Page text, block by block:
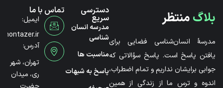
بلاگمنتظر
مدرسۀ انسان‌شناسی فضایی برای
یافتن پاسخ است. پاسخ سؤالاتی که
جوابی برایشان نداریم و تمام اضطراب،
اندوه و ترس ما از زندگی از همین
دسترسی
سریع
مدرسه انسان
شناسی
مناسبت ها
پاسخ به شبهات
تماس با ما
ایمیل:
آدرس:
تهران، شهر
ری، میدان